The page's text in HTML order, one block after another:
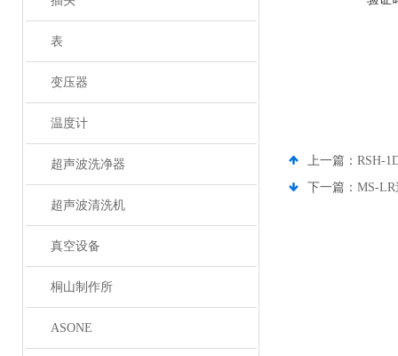
表
变压器
温度计
超声波洗净器
超声波清洗机
真空设备
桐山制作所
ASONE
上一篇： RSH-
下一篇： MS-